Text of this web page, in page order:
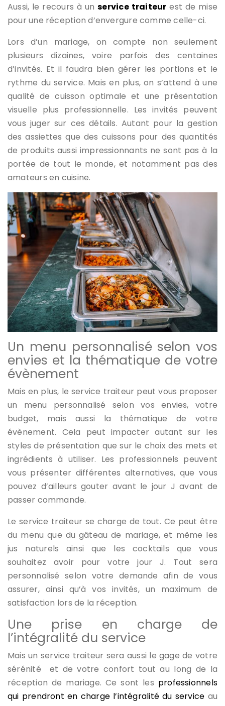
Aussi, le recours à unservice traiteur est de mise
pour une réception d’envergure comme celle-ci.
Lors d’un mariage, on compte non seulement
plusieurs dizaines, voire parfois des centaines
d’invités. Et il faudra bien gérer les portions et le
rythme du service. Mais en plus, on s’attend à une
qualité de cuisson optimale et une présentation
visuelle plus professionnelle. Les invités peuvent
vous juger sur ces détails. Autant pour la gestion
des assiettes que des cuissons pour des quantités
de produits aussi impressionnants ne sont pas à la
portée de tout le monde, et notamment pas des
amateurs en cuisine.
Un menu personnalisé selon vos
envies et la thématique de votre
évènement
Mais en plus, le service traiteur peut vous proposer
un menu personnalisé selon vos envies, votre
budget, mais aussi la thématique de votre
évènement. Cela peut impacter autant sur les
styles de présentation que sur le choix des mets et
ingrédients à utiliser. Les professionnels peuvent
vous présenter différentes alternatives, que vous
pouvez d’ailleurs gouter avant le jour J avant de
passer commande.
Le service traiteur se charge de tout. Ce peut être
du menu que du gâteau de mariage, et même les
jus naturels ainsi que les cocktails que vous
souhaitez avoir pour votre jour J. Tout sera
personnalisé selon votre demande afin de vous
assurer, ainsi qu’à vos invités, un maximum de
satisfaction lors de la réception.
Une prise en charge de
l’intégralité du service
Mais un service traiteur sera aussi le gage de votre
sérénité et de votre confort tout au long de la
réception de mariage. Ce sont les professionnels
qui prendront en charge l’intégralité du service au